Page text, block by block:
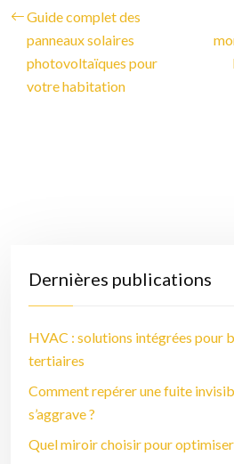
Guide complet des
panneaux solaires
photovoltaïques pour
votre habitation
Dernières publications
HVAC : solutions intégrées pour
tertiaires
Comment repérer une fuite
s’aggrave ?
Quel miroir choisir pour